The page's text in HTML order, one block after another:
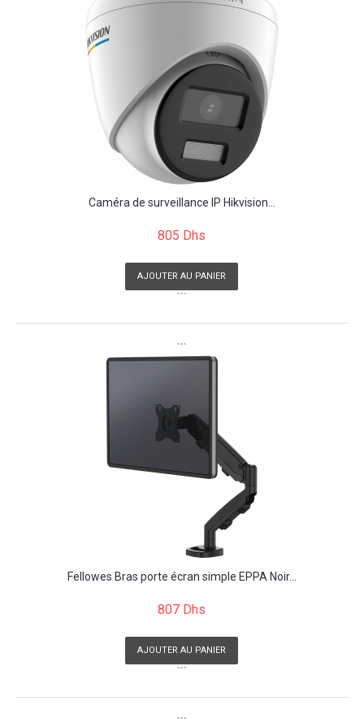
Caméra de surveillance IP Hikvision...
805 Dhs
AJOUTER AU PANIER
```
```
Fellowes Bras porte écran simple EPPA Noir...
807 Dhs
AJOUTER AU PANIER
```
```